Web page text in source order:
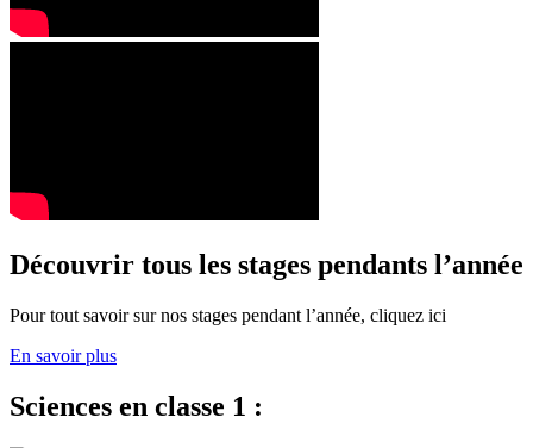
Découvrir tous les stages pendants l’année
Pour tout savoir sur nos stages pendant l’année, cliquez ici
En savoir plus
Sciences en classe 1 :